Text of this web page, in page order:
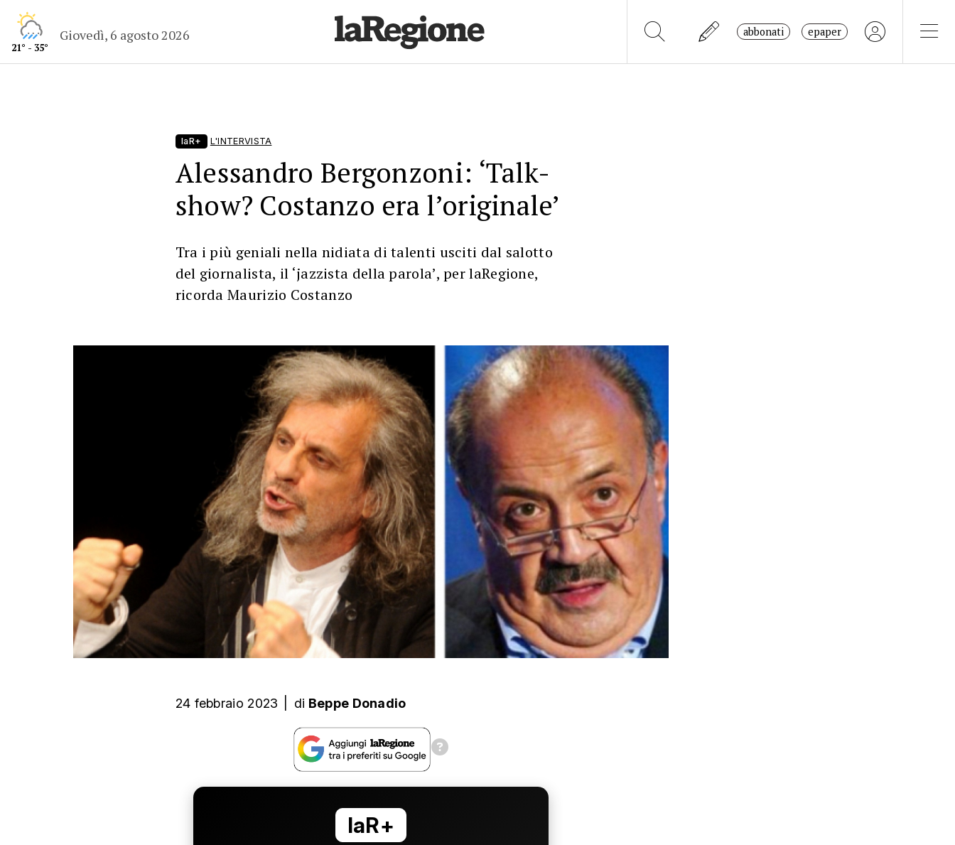
21° - 35°
Giovedì, 6 agosto 2026 abbonati epaper
laR+ L'INTERVISTA
Alessandro Bergonzoni: ‘Talk-
show? Costanzo era l’originale’
Tra i più geniali nella nidiata di talenti usciti dal salotto
del giornalista, il ‘jazzista della parola’, per laRegione,
ricorda Maurizio Costanzo
24 febbraio 2023 di Beppe Donadio
laR+